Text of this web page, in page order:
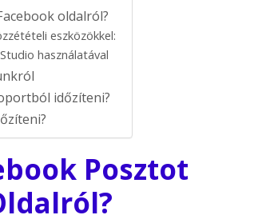
oldalról?
eszközökkel:
használatával
időzíteni?
Posztot